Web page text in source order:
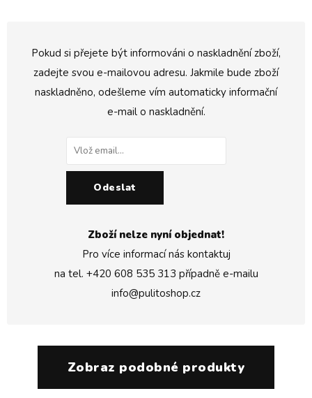
Pokud si přejete být informováni o naskladnění zboží,
zadejte svou e-mailovou adresu. Jakmile bude zboží
naskladněno, odešleme vím automaticky informační
e-mail o naskladnění.
Odeslat
Zboží nelze nyní objednat!
Pro více informací nás kontaktuj
na tel. +420 608 535 313 případně e-mailu
info@pulitoshop.cz
Zobraz podobné produkty